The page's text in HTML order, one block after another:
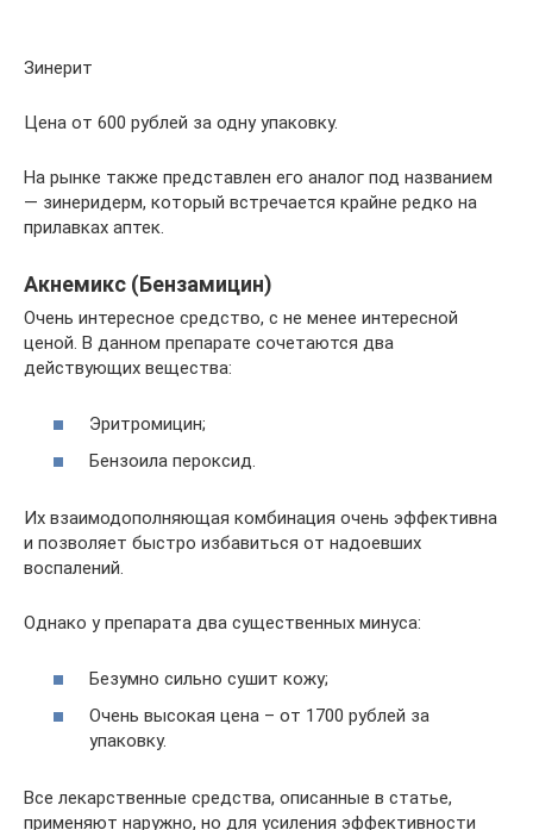
Зинерит
Цена от 600 рублей за одну упаковку.
На рынке также представлен его аналог под названием
— зинеридерм, который встречается крайне редко на
прилавках аптек.
Акнемикс (Бензамицин)
Очень интересное средство, с не менее интересной
ценой. В данном препарате сочетаются два
действующих вещества:
Эритромицин;
Бензоила пероксид.
Их взаимодополняющая комбинация очень эффективна
и позволяет быстро избавиться от надоевших
воспалений.
Однако у препарата два существенных минуса:
Безумно сильно сушит кожу;
Очень высокая цена – от 1700 рублей за
упаковку.
Все лекарственные средства, описанные в статье,
применяют наружно, но для усиления эффективности